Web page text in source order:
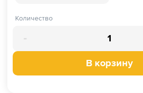
Количество
-
В корзину